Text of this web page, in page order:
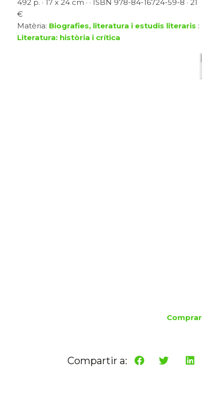
492 p. · 17 x 24 cm · · ISBN 978-84-16724-59-8 · 21
€
Matèria: Biografies, literatura i estudis literaris :
Literatura: història i crítica
Comprar
Compartir a: